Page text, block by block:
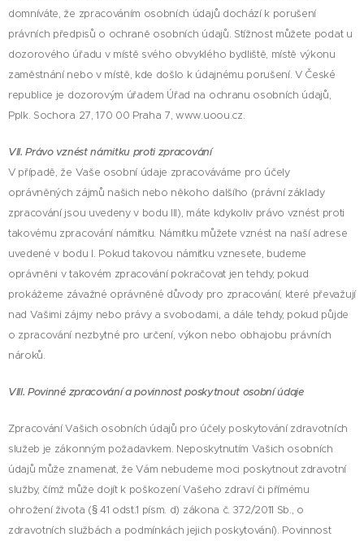
domníváte, že zpracováním osobních údajů dochází k porušení
právních předpisů o ochraně osobních údajů. Stížnost můžete podat u
dozorového úřadu v místě svého obvyklého bydliště, místě výkonu
zaměstnání nebo v místě, kde došlo k údajnému porušení. V České
republice je dozorovým úřadem Úřad na ochranu osobních údajů,
Pplk. Sochora 27, 170 00 Praha 7, www.uoou.cz.
VII. Právo vznést námitku proti zpracování
V případě, že Vaše osobní údaje zpracováváme pro účely
oprávněných zájmů našich nebo někoho dalšího (právní základy
zpracování jsou uvedeny v bodu III), máte kdykoliv právo vznést proti
takovému zpracování námitku. Námitku můžete vznést na naší adrese
uvedené v bodu I. Pokud takovou námitku vznesete, budeme
oprávněni v takovém zpracování pokračovat jen tehdy, pokud
prokážeme závažné oprávněné důvody pro zpracování, které převažují
nad Vašimi zájmy nebo právy a svobodami, a dále tehdy, pokud půjde
o zpracování nezbytné pro určení, výkon nebo obhajobu právních
nároků.
VIII. Povinné zpracování a povinnost poskytnout osobní údaje
Zpracování Vašich osobních údajů pro účely poskytování zdravotních
služeb je zákonným požadavkem. Neposkytnutím Vašich osobních
údajů může znamenat, že Vám nebudeme moci poskytnout zdravotní
služby, čímž může dojít k poškození Vašeho zdraví či přímému
ohrožení života (§ 41 odst.1 písm. d) zákona č. 372/2011 Sb., o
zdravotních službách a podmínkách jejich poskytování). Povinnost